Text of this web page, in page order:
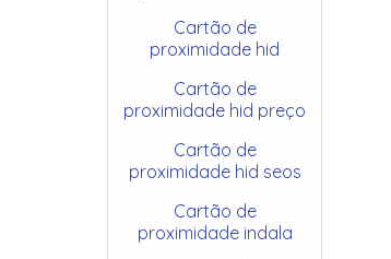
Cartão de
proximidade hid
Cartão de
proximidade hid preço
Cartão de
proximidade hid seos
Cartão de
proximidade indala